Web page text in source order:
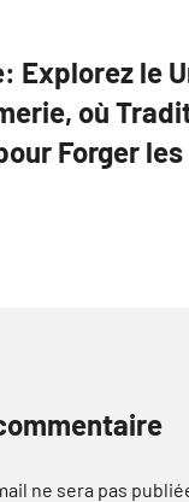
Explorez le
où
Forger
ne sera pas